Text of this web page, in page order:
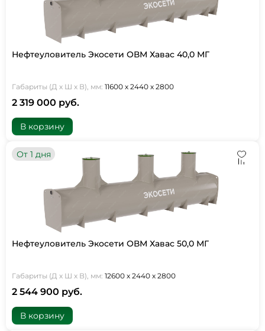
Нефтеуловитель Экосети ОВМ Хавас 40,0 МГ
Габариты (Д х Ш х В), мм: 11600 х 2440 х 2800
2 319 000 руб.
В корзину
От 1 дня
Нефтеуловитель Экосети ОВМ Хавас 50,0 МГ
Габариты (Д х Ш х В), мм: 12600 х 2440 х 2800
2 544 900 руб.
В корзину